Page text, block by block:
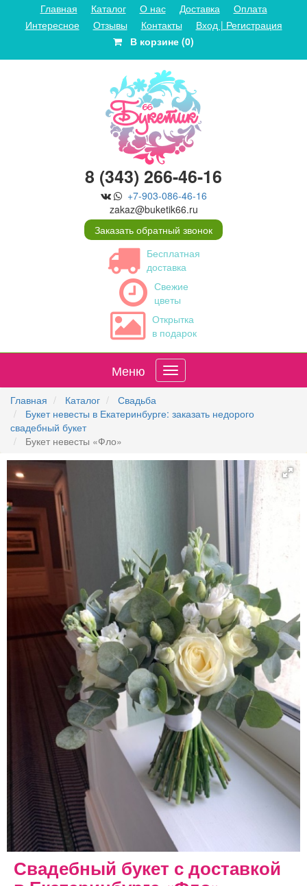
Главная Каталог О нас Доставка
Оплата
Интересное
Отзывы Контакты
Вход | Регистрация
В корзине (0)
8 (343) 266-46-16
+7-903-086-46-16
zakaz@buketik66.ru
Заказать обратный звонок
Бесплатная
доставка
Свежие
цветы
Открытка
в подарок
Меню
Главная Каталог
Свадьба
Букет невесты в Екатеринбурге: заказать недорого
свадебный букет
Букет невесты «Фло»
Свадебный букет с доставкой